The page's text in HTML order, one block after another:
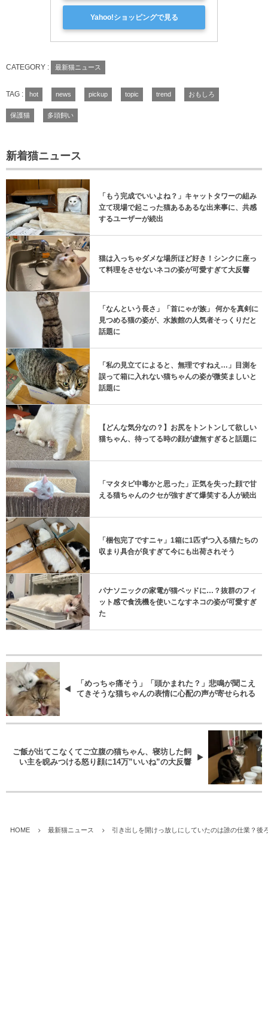
Yahoo!ショッピングで見る
CATEGORY : 最新猫ニュース
TAG : hot news pickup topic trend おもしろ
保護猫 多頭飼い
新着猫ニュース
「もう完成でいいよね？」キャットタワーの組み
立て現場で起こった猫あるあるな出来事に、共感
するユーザーが続出
猫は入っちゃダメな場所ほど好き！シンクに座っ
て料理をさせないネコの姿が可愛すぎて大反響
「なんという長さ」「首にゃが族」 何かを真剣に
見つめる猫の姿が、水族館の人気者そっくりだと
話題に
「私の見立てによると、無理ですねえ…」目測を
誤って箱に入れない猫ちゃんの姿が微笑ましいと
話題に
【どんな気分なの？】お尻をトントンして欲しい
猫ちゃん、待ってる時の顔が虚無すぎると話題に
「マタタビ中毒かと思った」正気を失った顔で甘
える猫ちゃんのクセが強すぎて爆笑する人が続出
「梱包完了ですニャ」1箱に1匹ずつ入る猫たちの
収まり具合が良すぎて今にも出荷されそう
パナソニックの家電が猫ベッドに…？抜群のフィ
ット感で食洗機を使いこなすネコの姿が可愛すぎ
た
「めっちゃ痛そう」「頭かまれた？」悲鳴が聞こえ
てきそうな猫ちゃんの表情に心配の声が寄せられる
ご飯が出てこなくてご立腹の猫ちゃん、寝坊した飼
い主を睨みつける怒り顔に14万”いいね”の大反響
HOME 最新猫ニュース 引き出しを開けっ放しにしていたのは誰の仕業？